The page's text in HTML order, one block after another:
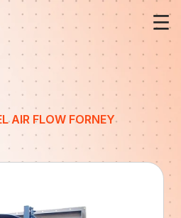
AIR FLOW FORNEY